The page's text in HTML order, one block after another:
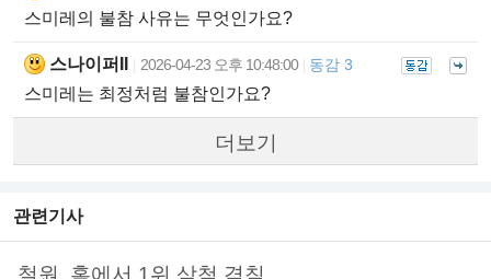
스미레의 불참 사유는 무엇인가요?
스나이퍼II 2026-04-23 오후 10:48:00 동감 3
스미레는 최정처럼 불참인가요?
더보기
관련기사
철원, 홈에서 1위 삼척 격침